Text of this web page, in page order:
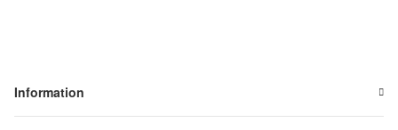
Information